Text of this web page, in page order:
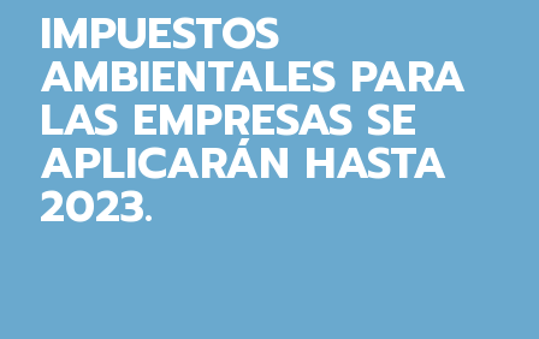
IMPUESTOS
AMBIENTALES PARA
LAS EMPRESAS SE
APLICARÁN HASTA
2023.